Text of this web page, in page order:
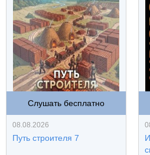
Слушать бесплатно
08.08.2026
Путь строителя 7